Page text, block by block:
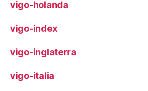
vigo-holanda
vigo-index
vigo-inglaterra
vigo-italia